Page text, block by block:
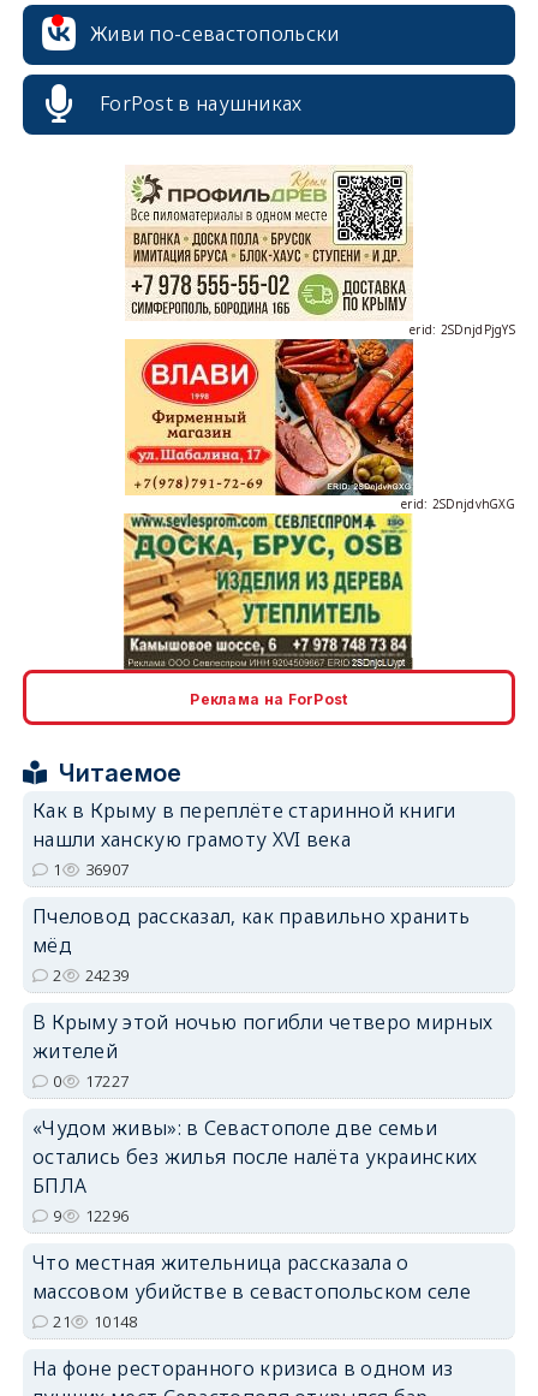
Живи по-севастопольски
ForPost в наушниках
erid: 2SDnjdvhGXG
erid: 2SDnjcLUypt
erid: 2SDnjcrDNw6
erid: 2SDnjdvhGXG
Реклама на ForPost
Читаемое
Как в Крыму в переплёте старинной книги
нашли ханскую грамоту XVI века
1 36907
Пчеловод рассказал, как правильно хранить
мёд
2 24239
В Крыму этой ночью погибли четверо мирных
жителей
0 17227
«Чудом живы»: в Севастополе две семьи
остались без жилья после налёта украинских
БПЛА
9 12296
Что местная жительница рассказала о
массовом убийстве в севастопольском селе
21 10148
На фоне ресторанного кризиса в одном из